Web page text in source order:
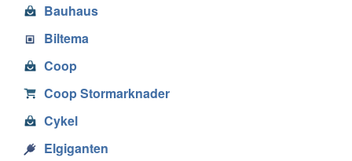
Bauhaus
Biltema
Coop
Coop Stormarknader
Cykel
Elgiganten